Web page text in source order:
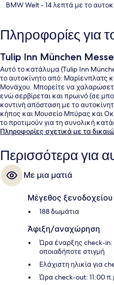
BMW Welt- 14 λεπτά με το
Πληροφορίες για
Tulip Inn München Messe
Αυτό το κατάλυμα (Tulip Inn
το αυτοκίνητο από: Μαρίενπλατς
Μονάχου. Μπορείτε να
ενώ σερβίρεται και πρωινό (σε
κοντινή απόσταση με το
κήπος και Μουσείο Μπύρας και
το προτιμούν για τη συνολική
Πληροφορίες σχετικά με τα
Περισσότερα για
Με μια ματιά
Μέγεθος ξενοδοχείου
188 δωμάτια
Άφιξη/αναχώρηση
Ώρα έναρξης check-
οποιαδήποτε στιγμή
Ελάχιστη ηλικία για
Ώρα check-out: 11:00